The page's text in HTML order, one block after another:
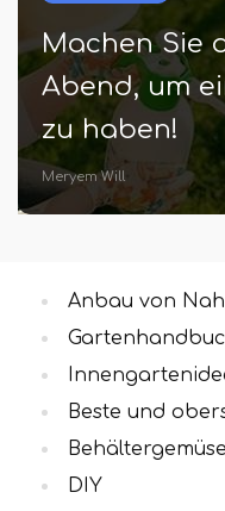
12 tolle
Anfänger
Amira Crews
Anbau von
Beste und
Behältergemüse
DIY